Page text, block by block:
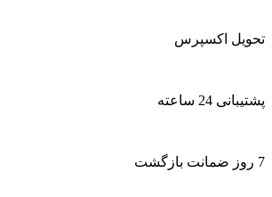
تحویل اکسپرس
پشتیبانی 24 ساعته
7 روز ضمانت بازگشت